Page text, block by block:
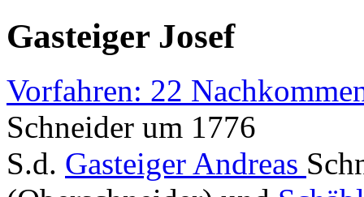
Gasteiger Josef
Vorfahren: 22
Schneider um 1776
S.d. Gasteiger Andreas